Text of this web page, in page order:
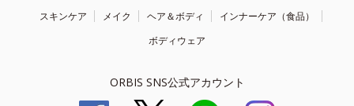
スキンケア メイク ヘア＆ボディ
インナーケア（食品）
ボディウェア
ORBIS SNS公式アカウント